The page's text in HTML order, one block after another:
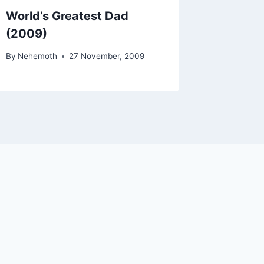
World’s Greatest Dad
(2009)
By Nehemoth 27 November, 2009